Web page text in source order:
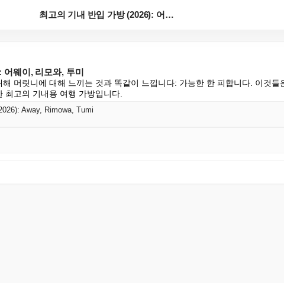
최고의 기내 반입 가방 (2026): 어웨이, 리모와,...
어웨이, 리모와, 투미
머릿니에 대해 느끼는 것과 똑같이 느낍니다: 가능한 한 피합니다. 이것들
최고의 기내용 여행 가방입니다.
Away, Rimowa, Tumi